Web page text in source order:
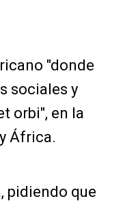
"donde
sociales y
orbi", en la
África.
pidiendo que